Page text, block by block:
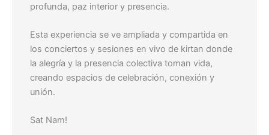
profunda, paz interior y presencia.
Esta experiencia se ve ampliada y compartida en
los conciertos y sesiones en vivo de kirtan donde
la alegría y la presencia colectiva toman vida,
creando espacios de celebración, conexión y
unión.
Sat Nam!